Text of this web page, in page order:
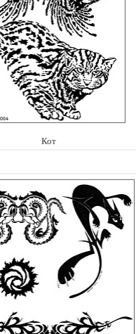
Кот